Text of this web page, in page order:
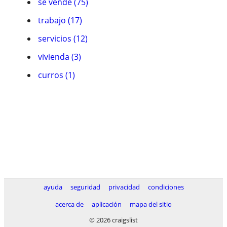
trabajo (17)
servicios (12)
vivienda (3)
curros (1)
ayuda seguridad privacidad
condiciones
acerca de
aplicación
mapa del sitio
© 2026 craigslist